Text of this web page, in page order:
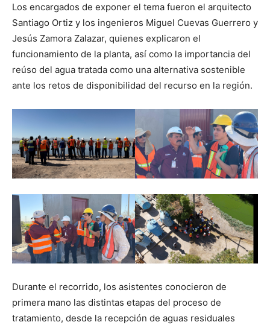
Los encargados de exponer el tema fueron el arquitecto
Santiago Ortiz y los ingenieros Miguel Cuevas Guerrero y
Jesús Zamora Zalazar, quienes explicaron el
funcionamiento de la planta, así como la importancia del
reúso del agua tratada como una alternativa sostenible
ante los retos de disponibilidad del recurso en la región.
Durante el recorrido, los asistentes conocieron de
primera mano las distintas etapas del proceso de
tratamiento, desde la recepción de aguas residuales